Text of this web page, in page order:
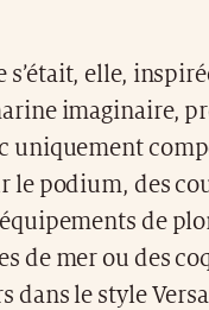
s’était, elle,
imaginaire,
uniquement
le podium, des
de
de mer ou des
dans le style